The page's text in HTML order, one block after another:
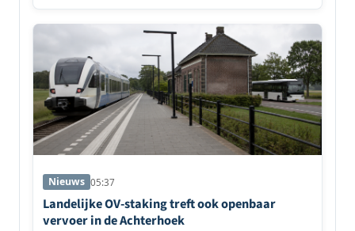
Nieuws 05:37
Landelijke OV-staking treft ook openbaar
vervoer in de Achterhoek